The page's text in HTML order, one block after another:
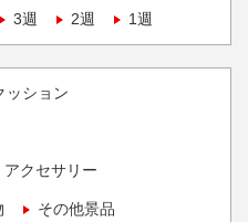
3週 2週 1週
ッション
クセサリー
その他景品